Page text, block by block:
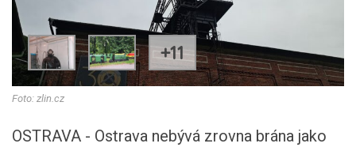
+11
Foto: zlin.cz
OSTRAVA - Ostrava nebývá zrovna brána jako